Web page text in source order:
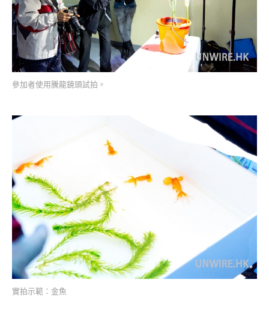
參加者使用騰龍鏡頭試拍。
實拍示範：金魚